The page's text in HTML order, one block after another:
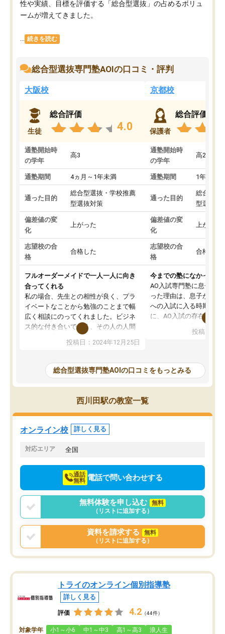
性や実績、目標を評価する「総合型選抜」の占めるボリュ
ームが増えてきました。
続きを読む
総合型選抜専門塾AOIの口コミ・評判
大阪校
生徒
総合評価
4.0
通塾開始時
の学年
高3
通塾期間 4ヵ月～1年未満
通った目的
総合型選抜・学校推薦
型選抜対策
偏差値の変
化
上がった
志望校の合
格
合格した
フルオーダーメイドで一人一人に向き
合ってくれる
私の場合、先生との相性が良く、プラ
イベートなことから勉強のことまで幅
広く相談にのってくれました。ビジネ
ス的な付き合いでなく、その人の人間
性までを適切に把握し、むきあってい
るなぁと強く感じることできました。
と相談すると、他の先生も紹介してく
ださり、客観的なアドバイスもいただ
くことができました（志望理由・自己
PR等の添削において）。そして、なに
より自習室が解放されている点がよか
ったです。友達と好きな時間に自習
し、お互いを高めあえる環境がありま
投稿日：2024年12月25日
京都校
保護者
総合評価
通塾開始時
の学年
高2
通塾期間 1年以上
通った目的
総合型選
型選抜対
偏差値の変
化
上がった
志望校の合
格
合格した
今までの塾になかった
AO入試専門塾に息子を
った理由は、息子が高校
への入試に入る時期に差
に、AO入試の存在を息
たことから、AOIに入塾
で、AO入試を改めて知
それに対しての具体的な
ことでした。更に子供の
けてらっしゃいますので
投稿日：
総合型選抜専門塾AOIの口コミをもっとみる
西川田駅の教室一覧
オンライン校 詳しく見る
対応エリア 全国
通話
無料 電話で問い合わせする
無料体験を申し込む
無料
（リストに追加する）
資料を請求する
無料
（リストに追加する）
トライのオンライン個別指導塾
詳しく見る
評価 4.2 （44件）
対象学年 小1～小6 中1～中3 高1～高3 浪人生